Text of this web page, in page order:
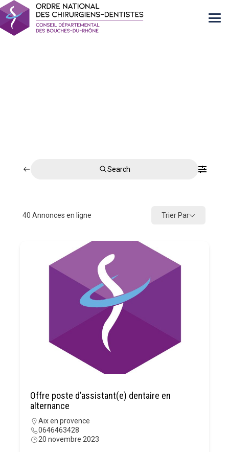
Search
40 Annonces en ligne Trier Par
Offre poste d’assistant(e) dentaire en
alternance
Aix en provence
0646463428
20 novembre 2023